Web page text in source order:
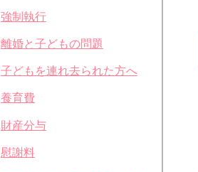
強制執行
離婚と子どもの問題
子どもを連れ去られた方へ
養育費
財産分与
慰謝料